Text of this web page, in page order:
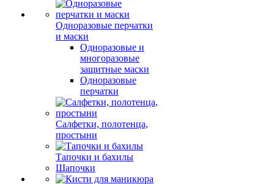
Одноразовые перчатки
и маски
Одноразовые и
многоразовые
защитные маски
Одноразовые
перчатки
Салфетки, полотенца,
простыни
Тапочки и бахилы
Шапочки